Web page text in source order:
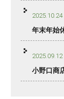
2025.10.24
年末年始
2025.09.12
小野口商